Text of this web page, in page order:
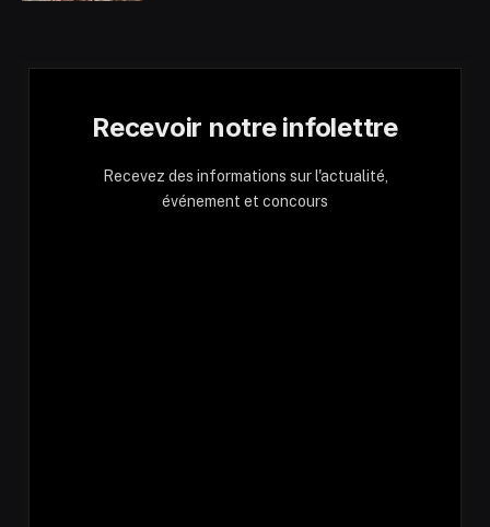
Recevoir notre infolettre
Recevez des informations sur l'actualité,
événement et concours